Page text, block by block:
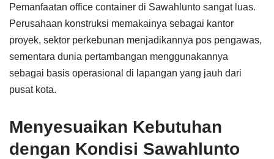
Pemanfaatan office container di Sawahlunto sangat luas.
Perusahaan konstruksi memakainya sebagai kantor
proyek, sektor perkebunan menjadikannya pos pengawas,
sementara dunia pertambangan menggunakannya
sebagai basis operasional di lapangan yang jauh dari
pusat kota.
Menyesuaikan Kebutuhan
dengan Kondisi Sawahlunto